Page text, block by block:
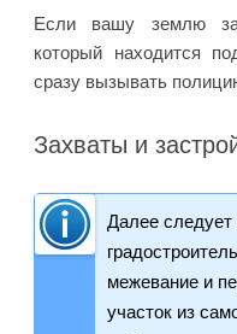
Если вашу землю
который находится
сразу вызывать
Захваты и
Далее
межевание и
участок из